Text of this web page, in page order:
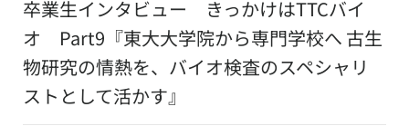
卒業生インタビュー きっかけはTTCバイ
オ Part9『東大大学院から専門学校へ 古生
物研究の情熱を、バイオ検査のスペシャリ
ストとして活かす』